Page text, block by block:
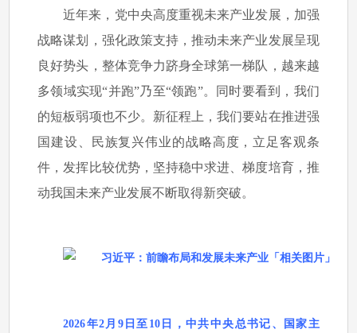
近年来，党中央高度重视未来产业发展，加强
战略谋划，强化政策支持，推动未来产业发展呈现
良好势头，整体竞争力跻身全球第一梯队，越来越
多领域实现“并跑”乃至“领跑”。同时要看到，我们
的短板弱项也不少。新征程上，我们要站在推进强
国建设、民族复兴伟业的战略高度，立足客观条
件，发挥比较优势，坚持稳中求进、梯度培育，推
动我国未来产业发展不断取得新突破。
2026年2月9日至10日，中共中央总书记、国家主